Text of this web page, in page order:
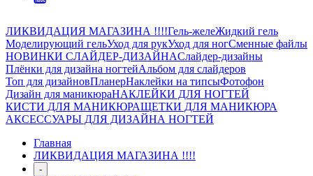
ЛИКВИДАЦИЯ МАГАЗИНА !!!!Гель-желеЖидкий гель
Моделирующий гельУход для рукУход для ногСменные файлы
НОВИНКИ СЛАЙДЕР-ДИЗАЙНАСлайдер-дизайны
Плёнки для дизайна ногтейАльбом для слайдеров
Топ для дизайновПланерНаклейки на типсыФотофон
Дизайн для маникюраНАКЛЕЙКИ ДЛЯ НОГТЕЙ
КИСТИ ДЛЯ МАНИКЮРАЩЕТКИ ДЛЯ МАНИКЮРА
АКСЕССУАРЫ ДЛЯ ДИЗАЙНА НОГТЕЙ
Главная
ЛИКВИДАЦИЯ МАГАЗИНА !!!!
-